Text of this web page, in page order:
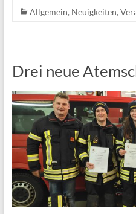
Allgemein, Neuigkeiten,
Drei neue